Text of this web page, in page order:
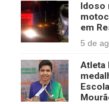
Idoso
em
5 de
Atleta